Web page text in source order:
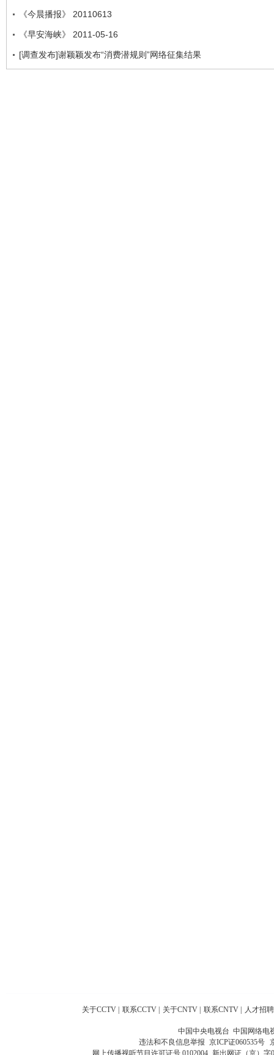
《今晨播报》 20110613
《早安海峡》 2011-05-16
[调查发布]谢颖颖发布“消费潜规则”网络征集结果
关于CCTV 联系CCTV 关于CNTV 联系CNTV 人才招聘
中国中央电视台 中国网络电
违法和不良信息举报 京ICP证060535号
网上传播视听节目许可证号 0102004 新出网证（京）